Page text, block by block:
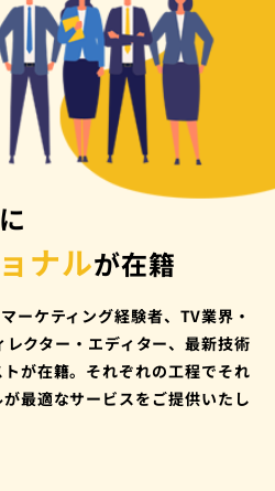
ナルが在籍
ーケティング経験者、TV業界・
クター・エディター、最新技術
が在籍。それぞれの工程でそれ
最適なサービスをご提供いたし